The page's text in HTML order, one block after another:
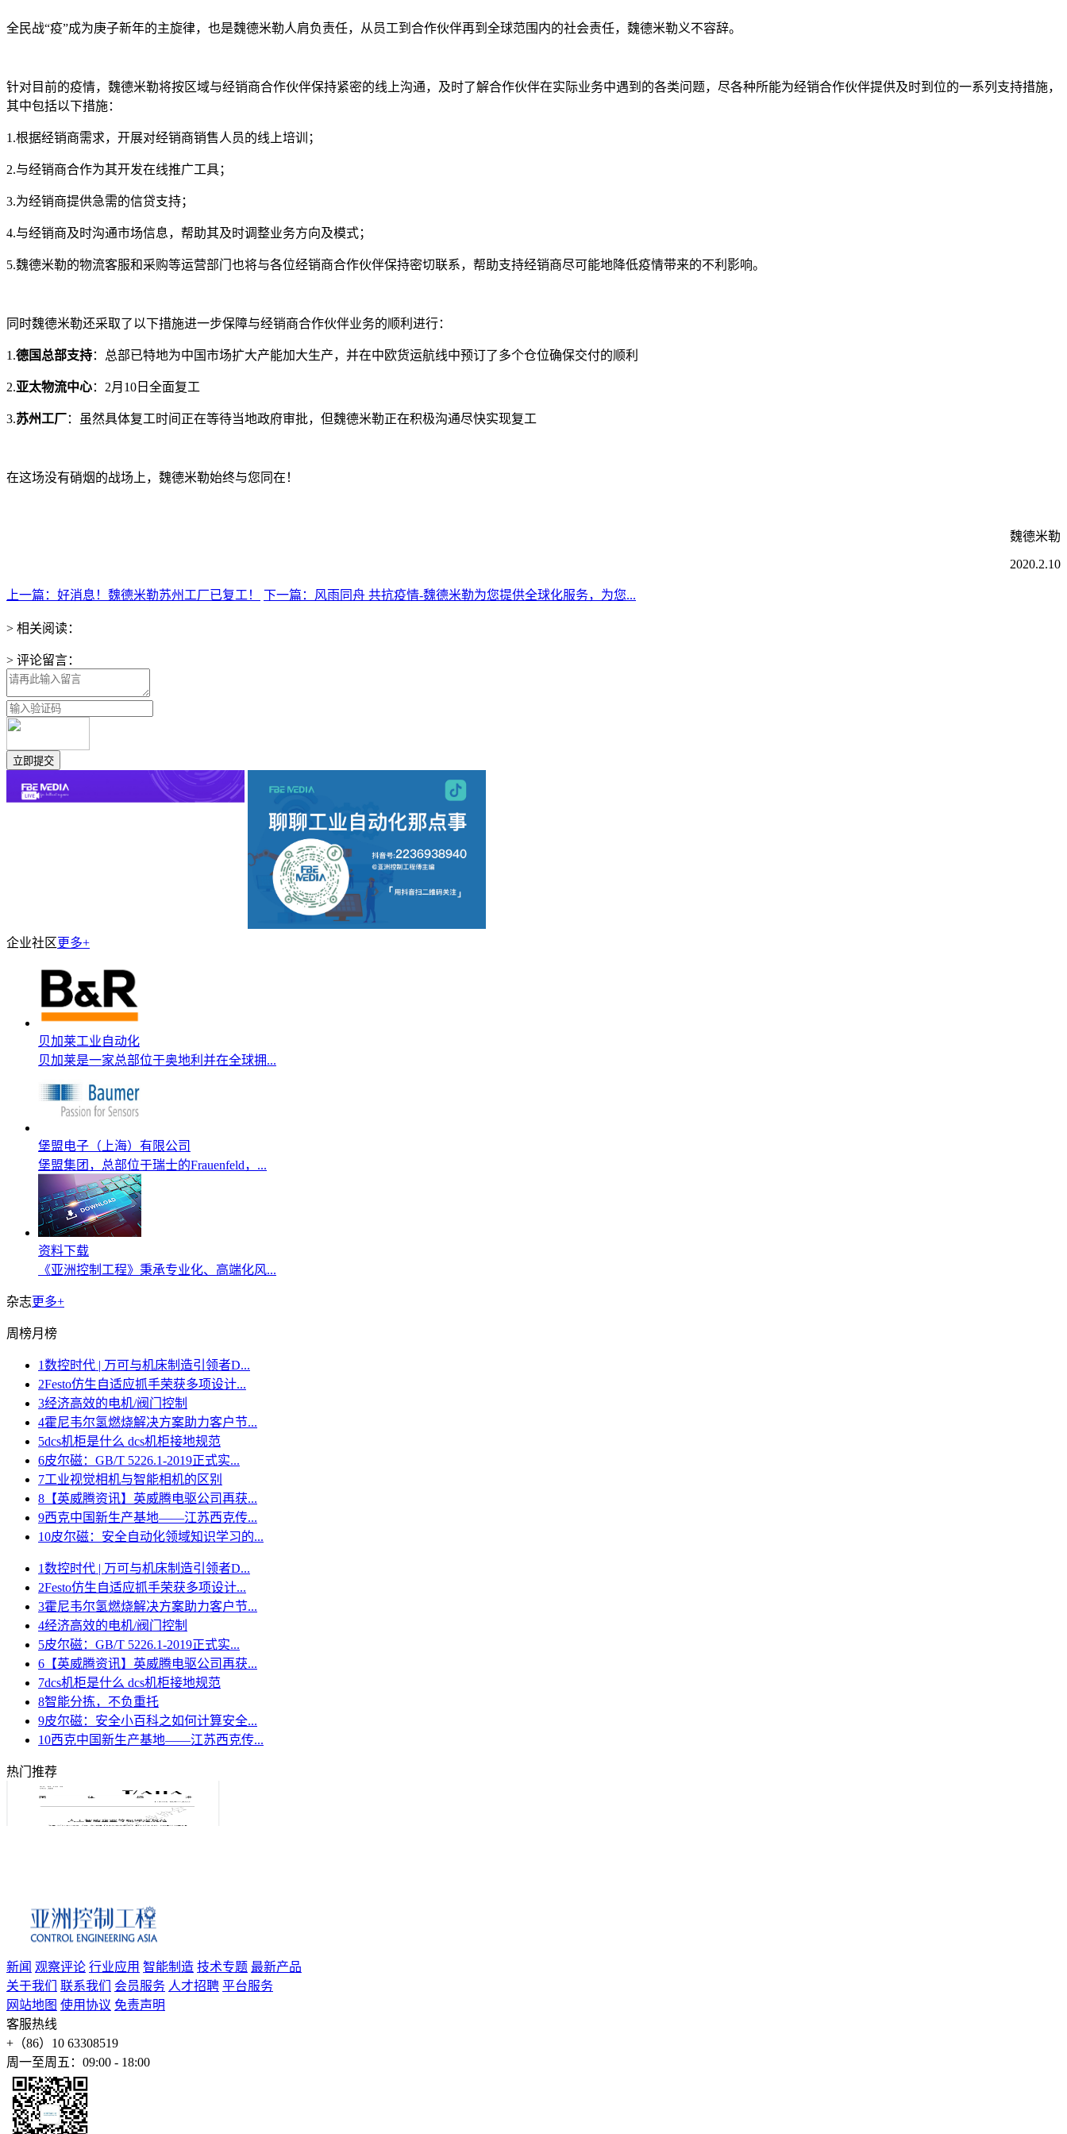
全民战“疫”成为庚子新年的主旋律，也是魏德米勒人肩负责任，从员工到合作伙伴再到全球范围内的社会责任，魏德米勒义不容辞。
针对目前的疫情，魏德米勒将按区域与经销商合作伙伴保持紧密的线上沟通，及时了解合作伙伴在实际业务中遇到的各类问题，尽各种所能为经销合作伙伴提供及时到位的一系列支持措施，
其中包括以下措施：
1.根据经销商需求，开展对经销商销售人员的线上培训；
2.与经销商合作为其开发在线推广工具；
3.为经销商提供急需的信贷支持；
4.与经销商及时沟通市场信息，帮助其及时调整业务方向及模式；
5.魏德米勒的物流客服和采购等运营部门也将与各位经销商合作伙伴保持密切联系，帮助支持经销商尽可能地降低疫情带来的不利影响。
同时魏德米勒还采取了以下措施进一步保障与经销商合作伙伴业务的顺利进行：
1.德国总部支持：总部已特地为中国市场扩大产能加大生产，并在中欧货运航线中预订了多个仓位确保交付的顺利
2.亚太物流中心：2月10日全面复工
3.苏州工厂：虽然具体复工时间正在等待当地政府审批，但魏德米勒正在积极沟通尽快实现复工
在这场没有硝烟的战场上，魏德米勒始终与您同在！
魏德米勒
2020.2.10
上一篇：好消息！魏德米勒苏州工厂已复工！ 下一篇：风雨同舟 共抗疫情-魏德米勒为您提供全球化服务，为您...
> 相关阅读：
> 评论留言：
企业社区更多+
贝加莱工业自动化
贝加莱是一家总部位于奥地利并在全球拥...
堡盟电子（上海）有限公司
堡盟集团，总部位于瑞士的Frauenfeld，...
资料下载
《亚洲控制工程》秉承专业化、高端化风...
杂志更多+
周榜月榜
1数控时代 | 万可与机床制造引领者D...
2Festo仿生自适应抓手荣获多项设计...
3经济高效的电机/阀门控制
4霍尼韦尔氢燃烧解决方案助力客户节...
5dcs机柜是什么 dcs机柜接地规范
6皮尔磁：GB/T 5226.1-2019正式实...
7工业视觉相机与智能相机的区别
8 【英威腾资讯】英威腾电驱公司再获...
9西克中国新生产基地——江苏西克传...
10皮尔磁：安全自动化领域知识学习的...
1数控时代 | 万可与机床制造引领者D...
2Festo仿生自适应抓手荣获多项设计...
3霍尼韦尔氢燃烧解决方案助力客户节...
4经济高效的电机/阀门控制
5皮尔磁：GB/T 5226.1-2019正式实...
6 【英威腾资讯】英威腾电驱公司再获...
7dcs机柜是什么 dcs机柜接地规范
8智能分拣，不负重托
9皮尔磁：安全小百科之如何计算安全...
10西克中国新生产基地——江苏西克传...
热门推荐
新闻 观察评论 行业应用 智能制造 技术专题 最新产品
关于我们
联系我们 会员服务 人才招聘 平台服务
网站地图 使用协议 免责声明
客服热线
+（86）10 63308519
周一至周五：09:00 - 18:00